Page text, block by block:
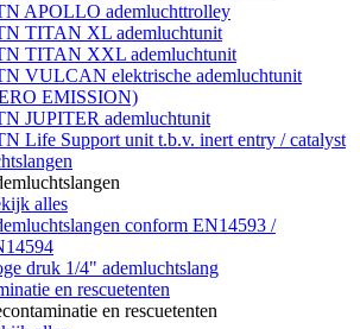
APOLLO ademluchttrolley
TITAN XL ademluchtunit
TITAN XXL ademluchtunit
VULCAN elektrische ademluchtunit
EMISSION)
JUPITER ademluchtunit
Life Support unit t.b.v. inert entry / catalyst
alles
conform EN14593 /
druk 1/4" ademluchtslang
en rescuetenten
en rescuetenten